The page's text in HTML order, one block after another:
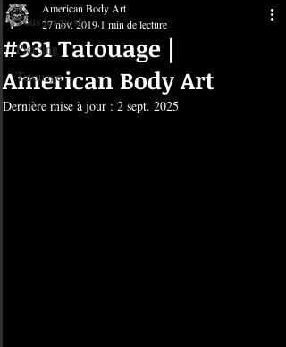
Tous les posts
Piercing
Tatouage
#931 Tatouage |
American Body Art
American Body Art
27 nov. 2019 1 min de lecture
Dernière mise à jour : 2 sept. 2025